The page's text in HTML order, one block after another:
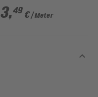
3,49 €/ Meter